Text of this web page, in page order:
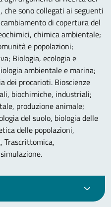
sono collegati ai seguenti
di copertura del
chimica ambientale;
e popolazioni;
Biologia, ecologia e
ambientale e marina;
dei procarioti. Bioscienze
biochimiche, industriali;
produzione animale;
del suolo, biologia delle
delle popolazioni,
Trascrittomica,